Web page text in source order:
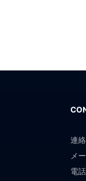
連
メ
電